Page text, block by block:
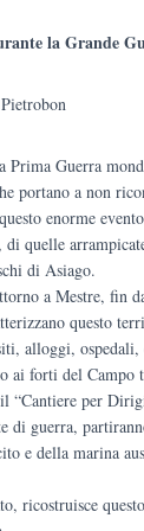
la Grande
Guerra
portano a non
enorme
quelle
di Asiago.
a Mestre, fin
questo
alloggi,
ai forti del Campo
“Cantiere per
di guerra,
e della marina
ricostruisce